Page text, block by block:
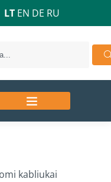
LT EN DE RU
kabliukai